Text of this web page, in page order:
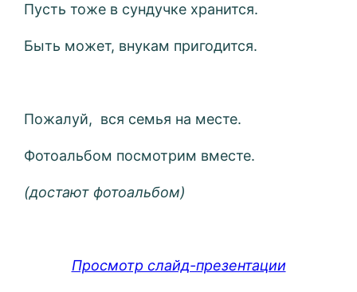
Пусть тоже в сундучке хранится.
Быть может, внукам пригодится.
Пожалуй, вся семья на месте.
Фотоальбом посмотрим вместе.
(достают фотоальбом)
Просмотр слайд-презентации